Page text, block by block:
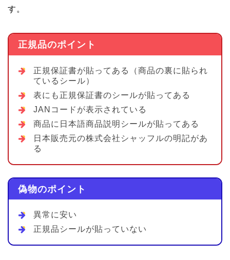
す。
正規品のポイント
正規保証書が貼ってある（商品の裏に貼られ
ているシール）
表にも正規保証書のシールが貼ってある
JANコードが表示されている
商品に日本語商品説明シールが貼ってある
日本販売元の株式会社シャッフルの明記があ
る
偽物のポイント
異常に安い
正規品シールが貼っていない